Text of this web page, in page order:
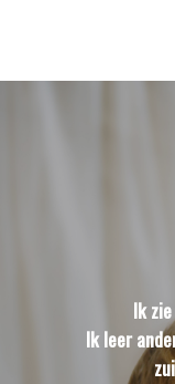
Ik
Ik leer